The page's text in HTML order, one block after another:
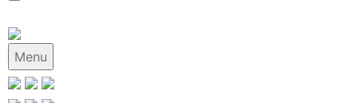
Menu